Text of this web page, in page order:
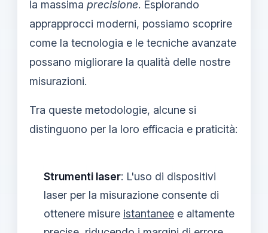
la massima precisione. Esplorando
apprapprocci moderni, possiamo scoprire
come la tecnologia e le tecniche avanzate
possano migliorare la qualità delle nostre
misurazioni.
Tra queste metodologie, alcune si
distinguono per la loro efficacia e praticità:
Strumenti laser: L'uso di dispositivi
laser per la misurazione consente di
ottenere misure istantanee e altamente